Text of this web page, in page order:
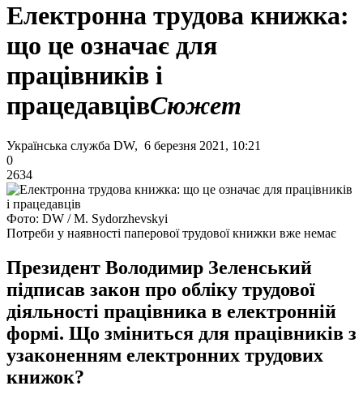
Електронна трудова книжка:
що це означає для
працівників і
працедавцівСюжет
Українська служба DW, 6 березня 2021, 10:21
0
2634
Фото: DW / M. Sydorzhevskyi
Потреби у наявності паперової трудової книжки вже немає
Президент Володимир Зеленський
підписав закон про обліку трудової
діяльності працівника в електронній
формі. Що зміниться для працівників з
узаконенням електронних трудових
книжок?